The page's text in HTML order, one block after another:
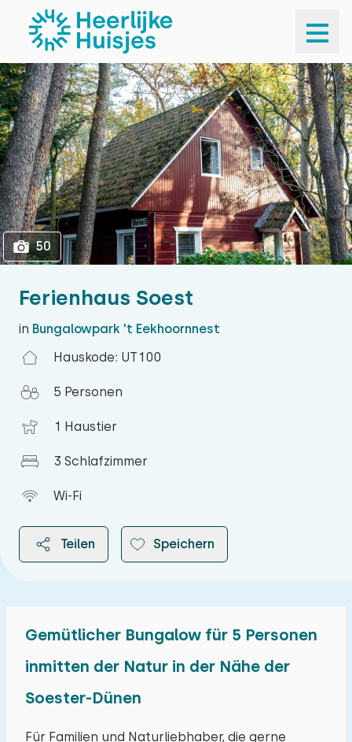
1
Ferienhaus Soest
in Bungalowpark 't Eekhoornnest
Hauskode: UT100
5 Personen
1 Haustier
3 Schlafzimmer
Wi-Fi
Teilen Speichern
50
Gemütlicher Bungalow für 5 Personen
inmitten der Natur in der Nähe der
Soester-Dünen
Für Familien und Naturliebhaber, die gerne
August 2026
Mo Di Mi Do Fr Sa